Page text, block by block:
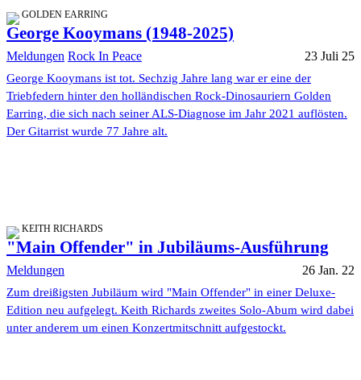
GOLDEN EARRING
George Kooymans (1948-2025)
Meldungen Rock In Peace 23 Juli 25
George Kooymans ist tot. Sechzig Jahre lang war er eine der
Triebfedern hinter den holländischen Rock-Dinosauriern Golden
Earring, die sich nach seiner ALS-Diagnose im Jahr 2021 auflösten.
Der Gitarrist wurde 77 Jahre alt.
KEITH RICHARDS
"Main Offender" in Jubiläums-Ausführung
Meldungen 26 Jan. 22
Zum dreißigsten Jubiläum wird "Main Offender" in einer Deluxe-
Edition neu aufgelegt. Keith Richards zweites Solo-Abum wird dabei
unter anderem um einen Konzertmitschnitt aufgestockt.